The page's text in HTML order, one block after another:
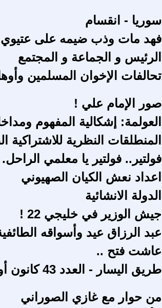
سوريا - انقسام
فهد مات وذب ضيمه على عتيوي
الرئيس و الجماعة و المجتمع
تحالفات الإخوان المسلمين
صور الإمام علي !
العولمة: إشكالية المفهوم
المنطلقات النظرية للاشتراكية
فولتير.. فولتير يا معلمي الراحل.
اعداد نعش الكيان الصهيوني
الدولة الانشائية
جيش الوزير في خليجي 22 !
عبد الرزاق عيد وأسواقه
عاشت فتح ..
طريق اليسار - العدد 43 كانون أول / ديسمبر 2012
من حوار مع غازي الصوراني